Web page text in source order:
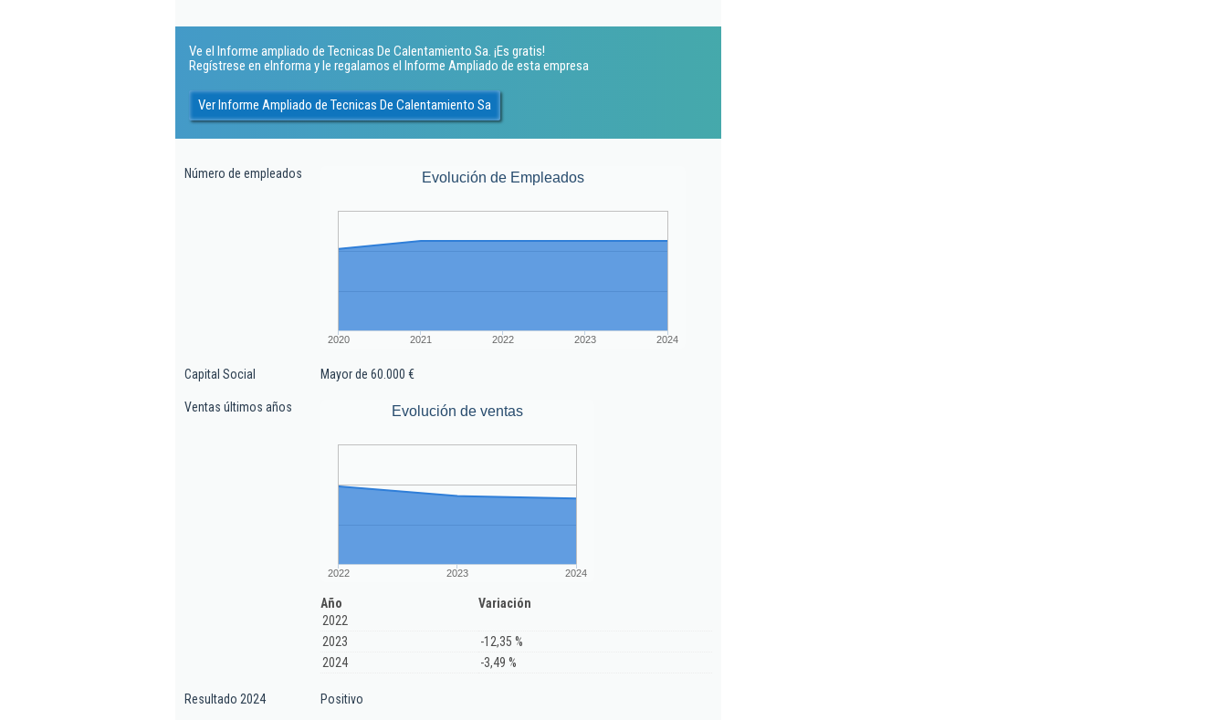
Ve el Informe ampliado de Tecnicas De Calentamiento Sa. ¡Es gratis!
Regístrese en eInforma y le regalamos el Informe Ampliado de esta empresa
Ver Informe Ampliado de Tecnicas De Calentamiento Sa
Número de empleados Evolución de Empleados
2020 2021 2022 2023 2024
Capital Social Mayor de 60.000 €
Ventas últimos años Evolución de ventas
2022 2023 2024
Año
Variación
2022
2023
-12,35 %
2024
-3,49 %
Resultado 2024 Positivo